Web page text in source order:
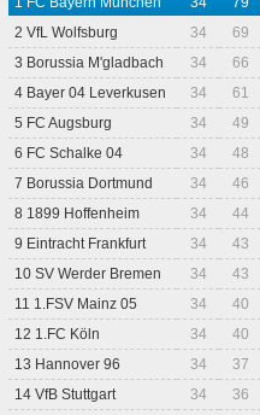
2 VfL Wolfsburg
34
69
3 Borussia M'gladbach
34
66
4 Bayer 04 Leverkusen
34
61
5 FC Augsburg
34
49
6 FC Schalke 04
34
48
7 Borussia Dortmund
34
46
8 1899 Hoffenheim
34
44
9 Eintracht Frankfurt
34
43
10 SV Werder Bremen
34
43
11 1.FSV Mainz 05
34
40
12 1.FC Köln
34
40
13 Hannover 96
34
37
14 VfB Stuttgart
34
36